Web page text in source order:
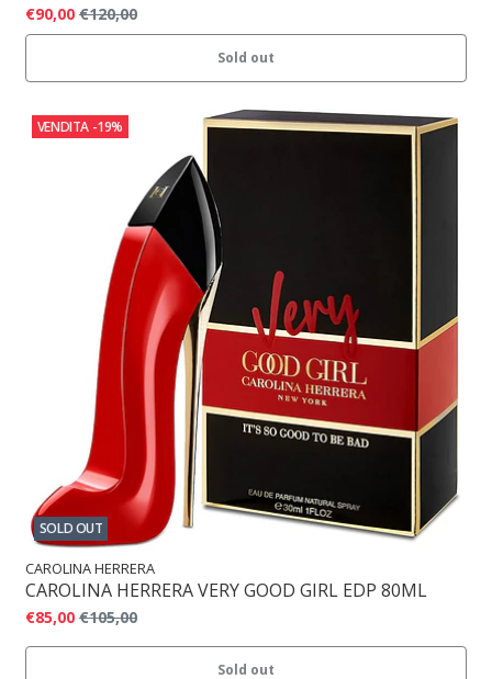
€90,00 €120,00
Sold out
VENDITA -19%
SOLD OUT
CAROLINA HERRERA
CAROLINA HERRERA VERY GOOD GIRL EDP 80ML
€85,00 €105,00
Sold out